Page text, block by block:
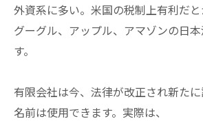
外資系に多い。米国の税制上有利だ
グーグル、アップル、アマゾンの日
す。
有限会社は今、法律が改正され新たに
名前は使用できます。実際は、